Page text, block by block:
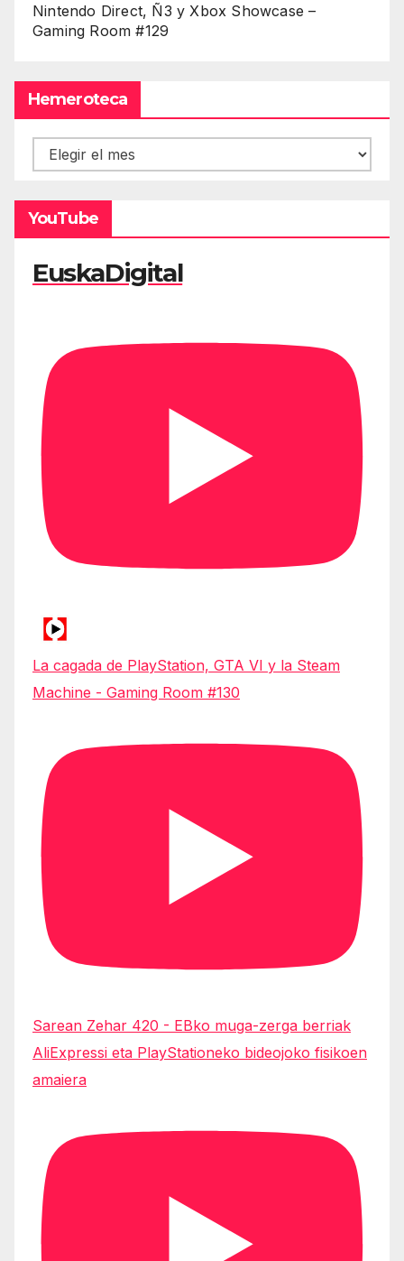
Nintendo Direct, Ñ3 y Xbox Showcase –
Gaming Room #129
Hemeroteca
Hemeroteca
YouTube
EuskaDigital
La cagada de PlayStation, GTA VI y la Steam
Machine - Gaming Room #130
Sarean Zehar 420 - EBko muga-zerga berriak
AliExpressi eta PlayStationeko bideojoko fisikoen
amaiera